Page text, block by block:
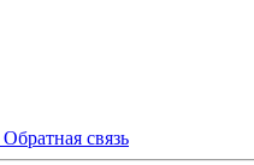
Обратная связь